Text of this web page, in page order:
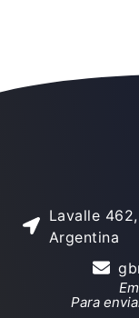
Lavalle
Argentina
Para